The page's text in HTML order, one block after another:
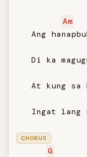
Am
Ang
Di ka
At kung sa
Ingat lang
CHORUS
G